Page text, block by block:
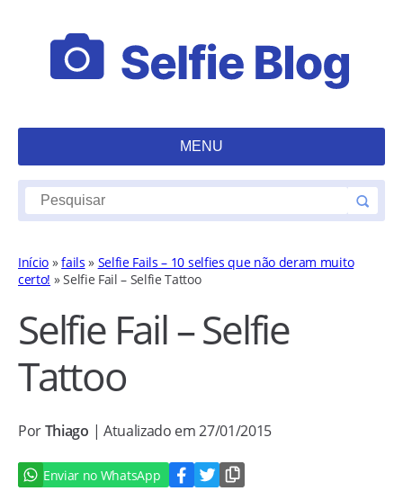
MENU
Início »fails » Selfie Fails – 10 selfies que não deram muito
certo! »Selfie Fail – Selfie Tattoo
Selfie Fail – Selfie
Tattoo
PorThiago | Atualizado em 27/01/2015
Enviar no WhatsApp